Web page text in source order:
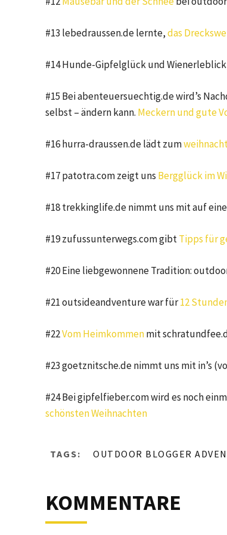
#13 lebedraussen.de lernte,das
#14 Hunde-Gipfelglück und
#15 Bei abenteuersuechtig.de wird’s
selbst – ändern kann. Meckern und gute
#16 hurra-draussen.de lädt zum
#17 patotra.com zeigt uns Bergglück im
#18 trekkinglife.de nimmt uns mit auf eine
#19 zufussunterwegs.com gibtTipps für
#20 Eine liebgewonnene Tradition:
#21 outsideandventure war für12
#22Vom Heimkommenmit
#23 goetznitsche.de nimmt uns mit in’s
#24 Bei gipfelfieber.com wird es noch
schönsten Weihnachten
TAGS: OUTDOOR BLOGGER
KOMMENTARE